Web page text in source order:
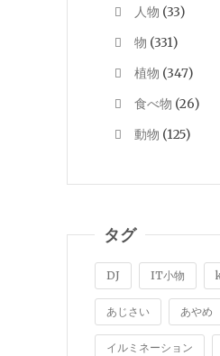
人物 (33)
物 (331)
植物 (347)
食べ物 (26)
動物 (125)
タグ
DJ IT小物
あじさい あやめ
イルミネーション